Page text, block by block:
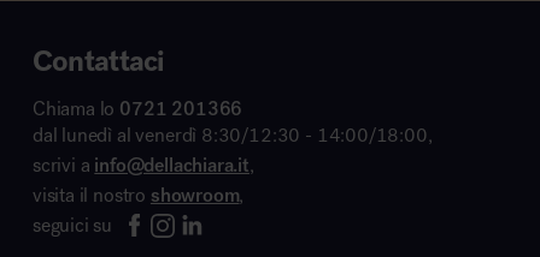
Contattaci
Chiama lo 0721 201366
dal lunedì al venerdì 8:30/12:30 - 14:00/18:00,
scrivi a info@dellachiara.it,
visita il nostro showroom,
seguici su